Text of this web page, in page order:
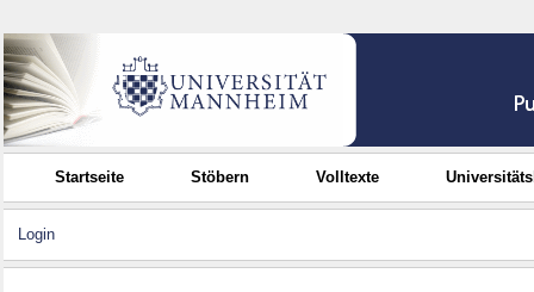
Startseite Stöbern Volltexte
Login